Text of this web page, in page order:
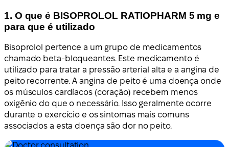
1. O que é BISOPROLOL RATIOPHARM 5 mg e
para que é utilizado
Bisoprolol pertence a um grupo de medicamentos
chamado beta-bloqueantes. Este medicamento é
utilizado para tratar a pressão arterial alta e a angina de
peito recorrente. A angina de peito é uma doença onde
os músculos cardíacos (coração) recebem menos
oxigênio do que o necessário. Isso geralmente ocorre
durante o exercício e os sintomas mais comuns
associados a esta doença são dor no peito.